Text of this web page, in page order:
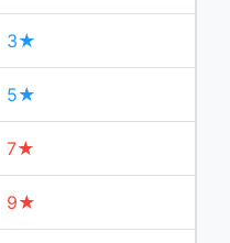
3★
5★
7★
9★